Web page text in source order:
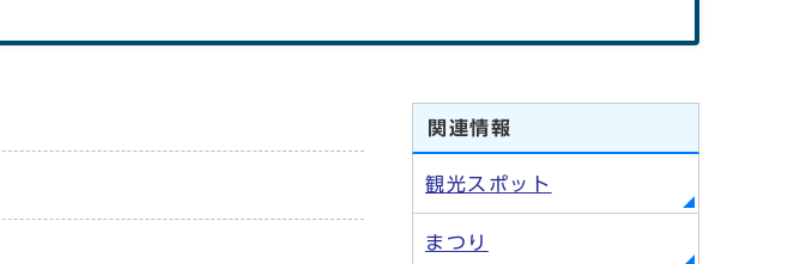
関連情報
観光スポット
まつり